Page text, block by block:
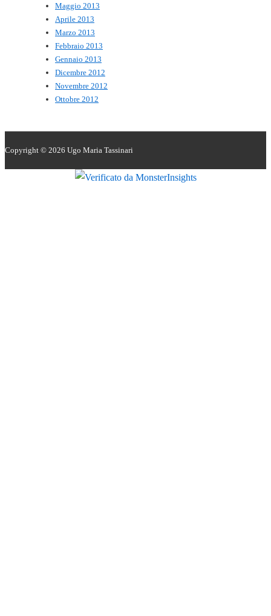
Maggio 2013
Aprile 2013
Marzo 2013
Febbraio 2013
Gennaio 2013
Dicembre 2012
Novembre 2012
Ottobre 2012
Copyright © 2026 Ugo Maria Tassinari